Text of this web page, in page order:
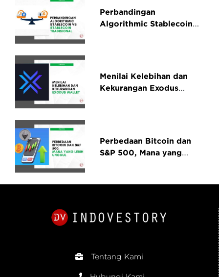
Perbandingan
Algorithmic Stablecoin
Menilai Kelebihan dan
Kekurangan Exodus
Perbedaan Bitcoin dan
S&P 500, Mana yang
Tentang Kami